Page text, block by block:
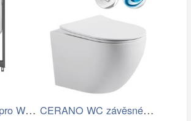
CERANO Modul pro WC závěsné Prime - pro… CERANO WC závěsné Cesso, Vortex + Slim…